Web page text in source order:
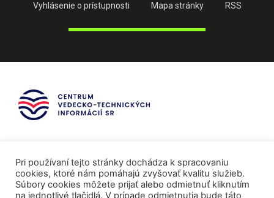
Vyhlásenie o prístupnosti Mapa stránky RSS
Pri používaní tejto stránky dochádza k spracovaniu
cookies, ktoré nám pomáhajú zvyšovať kvalitu služieb.
Súbory cookies môžete prijať alebo odmietnuť kliknutím
na jednotlivé tlačidlá. V prípade odmietnutia bude táto